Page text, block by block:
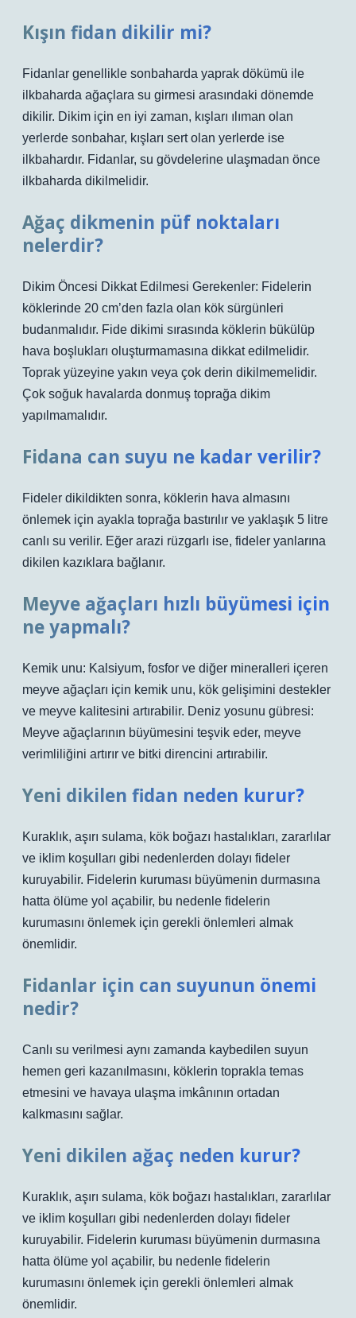
Kışın fidan dikilir mi?
Fidanlar genellikle sonbaharda yaprak dökümü ile
ilkbaharda ağaçlara su girmesi arasındaki dönemde
dikilir. Dikim için en iyi zaman, kışları ılıman olan
yerlerde sonbahar, kışları sert olan yerlerde ise
ilkbahardır. Fidanlar, su gövdelerine ulaşmadan önce
ilkbaharda dikilmelidir.
Ağaç dikmenin püf noktaları
nelerdir?
Dikim Öncesi Dikkat Edilmesi Gerekenler: Fidelerin
köklerinde 20 cm’den fazla olan kök sürgünleri
budanmalıdır. Fide dikimi sırasında köklerin bükülüp
hava boşlukları oluşturmamasına dikkat edilmelidir.
Toprak yüzeyine yakın veya çok derin dikilmemelidir.
Çok soğuk havalarda donmuş toprağa dikim
yapılmamalıdır.
Fidana can suyu ne kadar verilir?
Fideler dikildikten sonra, köklerin hava almasını
önlemek için ayakla toprağa bastırılır ve yaklaşık 5 litre
canlı su verilir. Eğer arazi rüzgarlı ise, fideler yanlarına
dikilen kazıklara bağlanır.
Meyve ağaçları hızlı büyümesi için
ne yapmalı?
Kemik unu: Kalsiyum, fosfor ve diğer mineralleri içeren
meyve ağaçları için kemik unu, kök gelişimini destekler
ve meyve kalitesini artırabilir. Deniz yosunu gübresi:
Meyve ağaçlarının büyümesini teşvik eder, meyve
verimliliğini artırır ve bitki direncini artırabilir.
Yeni dikilen fidan neden kurur?
Kuraklık, aşırı sulama, kök boğazı hastalıkları, zararlılar
ve iklim koşulları gibi nedenlerden dolayı fideler
kuruyabilir. Fidelerin kuruması büyümenin durmasına
hatta ölüme yol açabilir, bu nedenle fidelerin
kurumasını önlemek için gerekli önlemleri almak
önemlidir.
Fidanlar için can suyunun önemi
nedir?
Canlı su verilmesi aynı zamanda kaybedilen suyun
hemen geri kazanılmasını, köklerin toprakla temas
etmesini ve havaya ulaşma imkânının ortadan
kalkmasını sağlar.
Yeni dikilen ağaç neden kurur?
Kuraklık, aşırı sulama, kök boğazı hastalıkları, zararlılar
ve iklim koşulları gibi nedenlerden dolayı fideler
kuruyabilir. Fidelerin kuruması büyümenin durmasına
hatta ölüme yol açabilir, bu nedenle fidelerin
kurumasını önlemek için gerekli önlemleri almak
önemlidir.